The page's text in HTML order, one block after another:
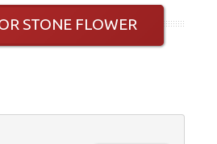
STONE FLOWER